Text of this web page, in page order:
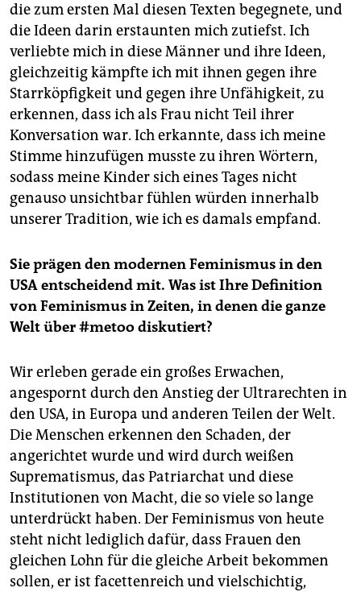
die zum ersten Mal diesen Texten begegnete, und
die Ideen darin erstaunten mich zutiefst. Ich
verliebte mich in diese Männer und ihre Ideen,
gleichzeitig kämpfte ich mit ihnen gegen ihre
Starrköpfigkeit und gegen ihre Unfähigkeit, zu
erkennen, dass ich als Frau nicht Teil ihrer
Konversation war. Ich erkannte, dass ich meine
Stimme hinzufügen musste zu ihren Wörtern,
sodass meine Kinder sich eines Tages nicht
genauso unsichtbar fühlen würden innerhalb
unserer Tradition, wie ich es damals empfand.
Sie prägen den modernen Feminismus in den
USA entscheidend mit. Was ist Ihre Definition
von Feminismus in Zeiten, in denen die ganze
Welt über #metoo diskutiert?
Wir erleben gerade ein großes Erwachen,
angespornt durch den Anstieg der Ultrarechten in
den USA, in Europa und anderen Teilen der Welt.
Die Menschen erkennen den Schaden, der
angerichtet wurde und wird durch weißen
Suprematismus, das Patriarchat und diese
Institutionen von Macht, die so viele so lange
unterdrückt haben. Der Feminismus von heute
steht nicht lediglich dafür, dass Frauen den
gleichen Lohn für die gleiche Arbeit bekommen
sollen, er ist facettenreich und vielschichtig,